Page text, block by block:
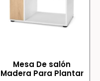
Mesa De salón
Madera Para Plantar